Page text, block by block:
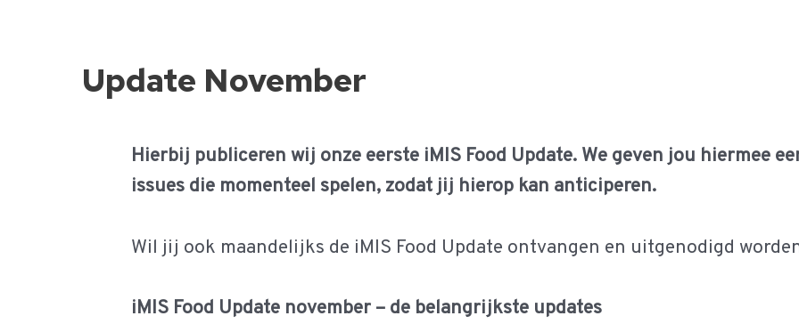
Update November
Hierbij publiceren wij onze eerste iMIS Food Update. We geven jou hiermee
issues die momenteel spelen, zodat jij hierop kan anticiperen.
Wil jij ook maandelijks de iMIS Food Update ontvangen en uitgenodigd
iMIS Food Update november – de belangrijkste updates